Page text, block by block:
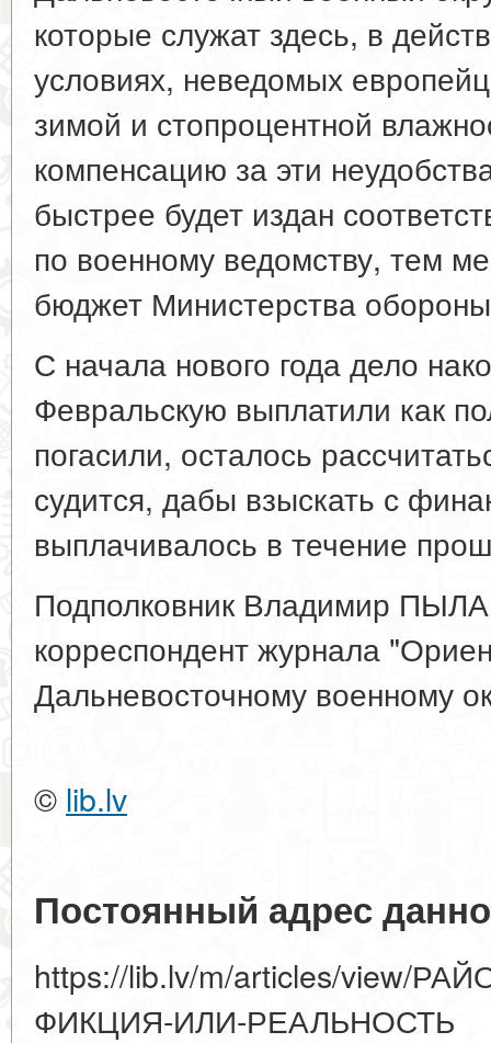
которые служат здесь, в
условиях, неведомых
зимой и стопроцентной
компенсацию за эти
быстрее будет издан
по военному ведомству, тем
бюджет Министерства
С начала нового года дело
Февральскую выплатили как
погасили, осталось
судится, дабы взыскать с
выплачивалось в течение
Подполковник Владимир
корреспондент журнала
Дальневосточному военному
© lib.lv
Постоянный адрес
https://lib.lv/m/articles/view/
ФИКЦИЯ-ИЛИ-РЕАЛЬНОСТЬ